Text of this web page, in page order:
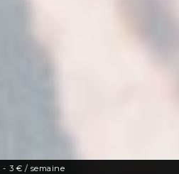
- 3 € / semaine